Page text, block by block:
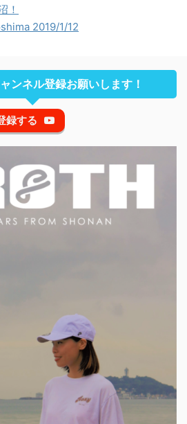
！
2019/1/12
ンネル登録お願いします！
録する